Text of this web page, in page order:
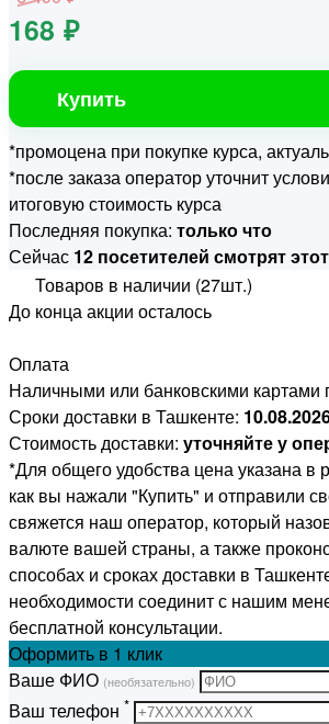
168 ₽
Купить
*промоцена при покупке курса,
*после заказа оператор уточнит
итоговую стоимость курса
Последняя покупка: только что
Сейчас 12 посетителей смотрят
Товаров в наличии (27шт.)
До конца акции осталось
Оплата
Наличными или банковскими картами
Сроки доставки в Ташкенте:
Стоимость доставки: уточняйте у
*Для общего удобства цена указана в
как вы нажали "Купить" и отправили
свяжется наш оператор, который
валюте вашей страны, а также
способах и сроках доставки в
необходимости соединит с нашим
бесплатной консультации.
Оформить в 1 клик
Ваше ФИО (необязательно)
Ваш телефон *